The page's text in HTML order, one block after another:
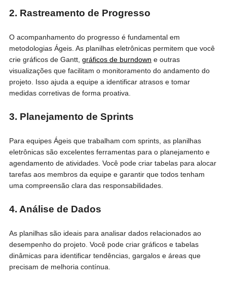
2. Rastreamento de Progresso
O acompanhamento do progresso é fundamental em
metodologias Ágeis. As planilhas eletrônicas permitem que você
crie gráficos de Gantt, gráficos de burndown e outras
visualizações que facilitam o monitoramento do andamento do
projeto. Isso ajuda a equipe a identificar atrasos e tomar
medidas corretivas de forma proativa.
3. Planejamento de Sprints
Para equipes Ágeis que trabalham com sprints, as planilhas
eletrônicas são excelentes ferramentas para o planejamento e
agendamento de atividades. Você pode criar tabelas para alocar
tarefas aos membros da equipe e garantir que todos tenham
uma compreensão clara das responsabilidades.
4. Análise de Dados
As planilhas são ideais para analisar dados relacionados ao
desempenho do projeto. Você pode criar gráficos e tabelas
dinâmicas para identificar tendências, gargalos e áreas que
precisam de melhoria contínua.